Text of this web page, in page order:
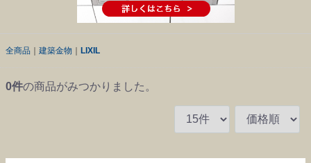
全商品 建築金物 LIXIL
0件の商品がみつかりました。